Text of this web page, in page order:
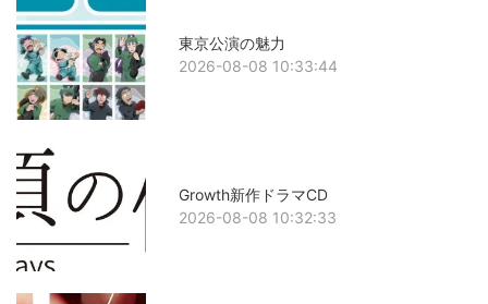
東京公演の魅力
2026-08-08 10:33:44
Growth新作ドラマCD
2026-08-08 10:32:33